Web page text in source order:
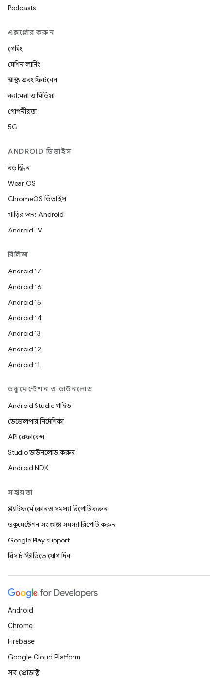
Podcasts
এক্সপ্লোর করুন
গেমিং
মেশিন লার্নিং
স্বাস্থ্য এবং ফিটনেস
ক্যামেরা ও মিডিয়া
গোপনীয়তা
5G
ANDROID ডিভাইস
বড় স্ক্রিন
Wear OS
ChromeOS ডিভাইস
গাড়ির জন্য Android
Android TV
রিলিজ
Android 17
Android 16
Android 15
Android 14
Android 13
Android 12
Android 11
ডকুমেন্টেশন ও ডাউনলোড
Android Studio গাইড
ডেভেলপার নির্দেশিকা
API রেফারেন্স
Studio ডাউনলোড করুন
Android NDK
সহায়তা
প্ল্যাটফর্মে কোনও সমস্যা রিপোর্ট করুন
ডকুমেন্টেশন সংক্রান্ত সমস্যা রিপোর্ট করুন
Google Play support
রিসার্চ স্টাডিতে যোগ দিন
Android
Chrome
Firebase
Google Cloud Platform
সব প্রোডাক্ট